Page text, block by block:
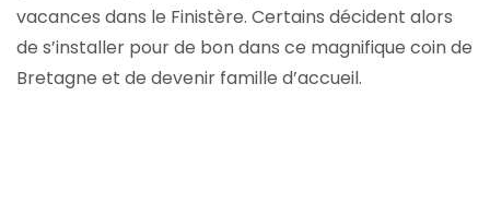
vacances dans le Finistère. Certains décident alors
de s’installer pour de bon dans ce magnifique coin de
Bretagne et de devenir famille d’accueil.